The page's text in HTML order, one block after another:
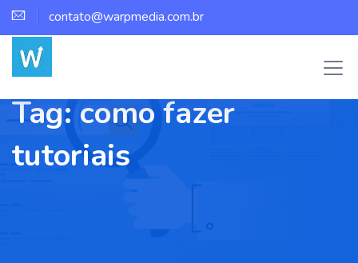
contato@warpmedia.com.br
Tag:como fazer
tutoriais